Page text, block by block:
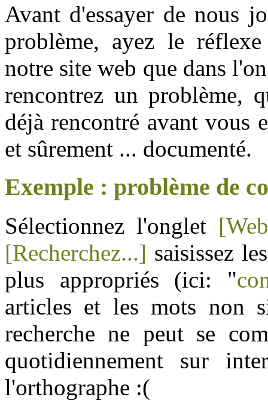
Avant d'essayer de nous
problème, ayez le
notre site web que dans
rencontrez un problème,
déjà rencontré avant vous
et sûrement ... documenté.
Exemple : problème de
Sélectionnez l'onglet
[Recherchez...] saisissez
plus appropriés (ici: "
articles et les mots non
recherche ne peut se
quotidiennement sur
l'orthographe :(